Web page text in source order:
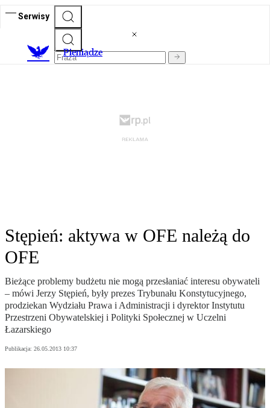
Serwisy
Pieniądze
Stępień: aktywa w OFE należą do
OFE
Bieżące problemy budżetu nie mogą przesłaniać interesu obywateli
– mówi Jerzy Stępień, były prezes Trybunału Konstytucyjnego,
prodziekan Wydziału Prawa i Administracji i dyrektor Instytutu
Przestrzeni Obywatelskiej i Polityki Społecznej w Uczelni
Łazarskiego
Publikacja: 26.05.2013 10:37